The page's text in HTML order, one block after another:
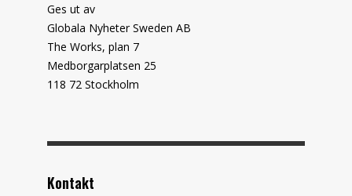
Ges ut av
Globala Nyheter Sweden AB
The Works, plan 7
Medborgarplatsen 25
118 72 Stockholm
Kontakt